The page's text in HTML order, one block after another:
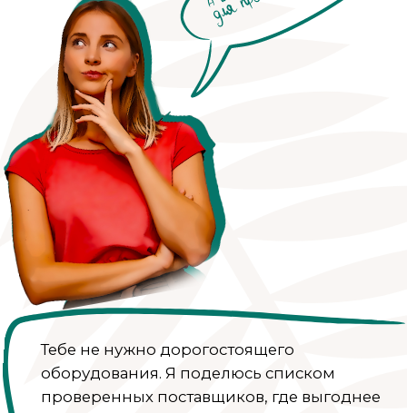
Материаловедение
18 теоретических уроков
МК контейнерная аромасвеча
на основе соевого воска
МК контейнерная
ароматизированная свеча из
кокосового воска с тайным
посланием
МК по созданию формовой
свечи из оливкового воска
МК по созданию
ароматического саше из
оливкового воска
МК по созданию мелтс на
основе оливкового воска
МК по созданию массажных и
смарт свечей
МК по созданию кашпо из
подсвечника
МК по созданию диффузора и
МК по созданию интерьерного